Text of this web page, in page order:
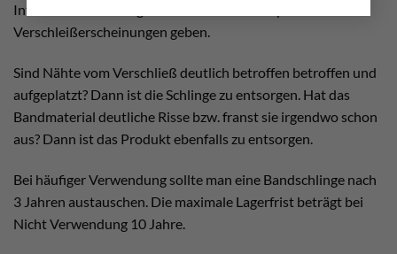
Intensität und Häufigkeit. D.h. früher oder später wird es
Verschleißerscheinungen geben.
Sind Nähte vom Verschließ deutlich betroffen betroffen und
aufgeplatzt? Dann ist die Schlinge zu entsorgen. Hat das
Bandmaterial deutliche Risse bzw. franst sie irgendwo schon
aus? Dann ist das Produkt ebenfalls zu entsorgen.
Bei häufiger Verwendung sollte man eine Bandschlinge nach
3 Jahren austauschen. Die maximale Lagerfrist beträgt bei
Nicht Verwendung 10 Jahre.